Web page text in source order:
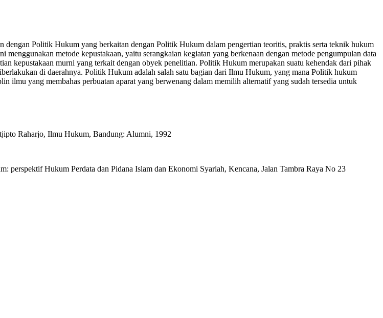
Politik Hukum yang berkaitan dengan Politik Hukum dalam pengertian teoritis, praktis serta teknik hukum
metode kepustakaan, yaitu serangkaian kegiatan yang berkenaan dengan metode pengumpulan data
kepustakaan murni yang terkait dengan obyek penelitian. Politik Hukum merupakan suatu kehendak dari pihak
di daerahnya. Politik Hukum adalah salah satu bagian dari Ilmu Hukum, yang mana Politik hukum
yang membahas perbuatan aparat yang berwenang dalam memilih alternatif yang sudah tersedia untuk
Raharjo, Ilmu Hukum, Bandung: Alumni, 1992
Hukum Perdata dan Pidana Islam dan Ekonomi Syariah, Kencana, Jalan Tambra Raya No 23